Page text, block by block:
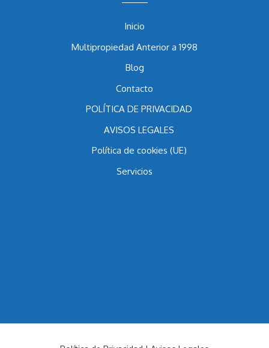
Inicio
Multipropiedad Anterior a 1998
Blog
Contacto
POLÍTICA DE PRIVACIDAD
AVISOS LEGALES
Política de cookies (UE)